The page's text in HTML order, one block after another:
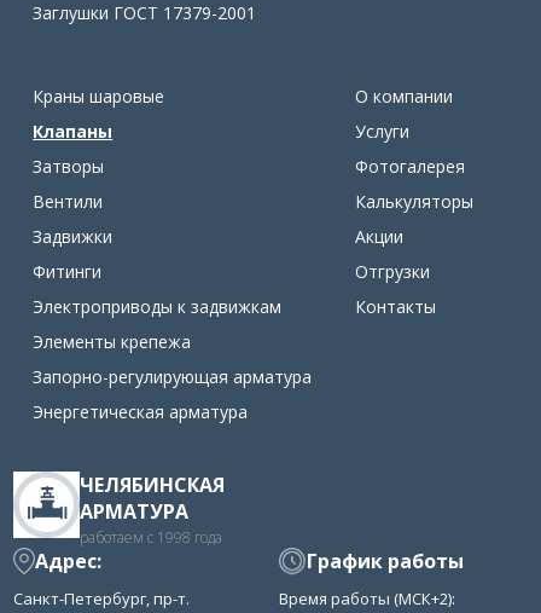
Заглушки ГОСТ 17379-2001
Краны шаровые
Клапаны
Затворы
Вентили
Задвижки
Фитинги
Электроприводы к задвижкам
Элементы крепежа
Запорно-регулирующая арматура
Энергетическая арматура
О компании
Услуги
Фотогалерея
Калькуляторы
Акции
Отгрузки
Контакты
ЧЕЛЯБИНСКАЯ
АРМАТУРА
работаем с 1998 года
Адрес:
Санкт-Петербург, пр-т.
График работы
Время работы (МСК+2):